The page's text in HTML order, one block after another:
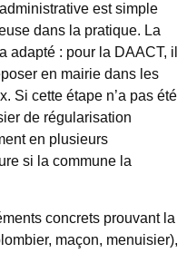
est simple
dans la pratique. La
adapté : pour la DAACT, il
en mairie dans les
Si cette étape n’a pas été
de régularisation
en plusieurs
si la commune la
concrets prouvant la
maçon, menuisier),